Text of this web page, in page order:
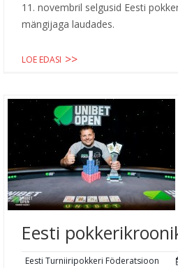
11. novembril selgusid Eesti
mängijaga laudades.
LOE EDASI
Eesti
Eesti Turniiripokkeri Föderatsioon